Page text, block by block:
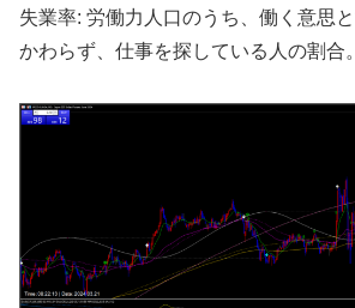
失業率: 労働力人口のうち、働く意思
かわらず、仕事を探している人の割合。